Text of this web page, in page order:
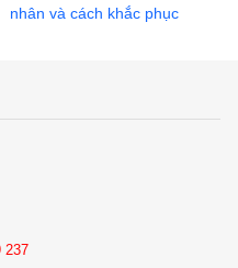
nhân và cách khắc phục
237